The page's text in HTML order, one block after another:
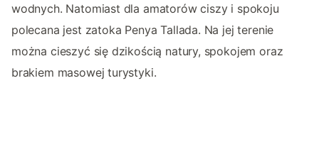
wodnych. Natomiast dla amatorów ciszy i spokoju
polecana jest zatoka Penya Tallada. Na jej terenie
można cieszyć się dzikością natury, spokojem oraz
brakiem masowej turystyki.